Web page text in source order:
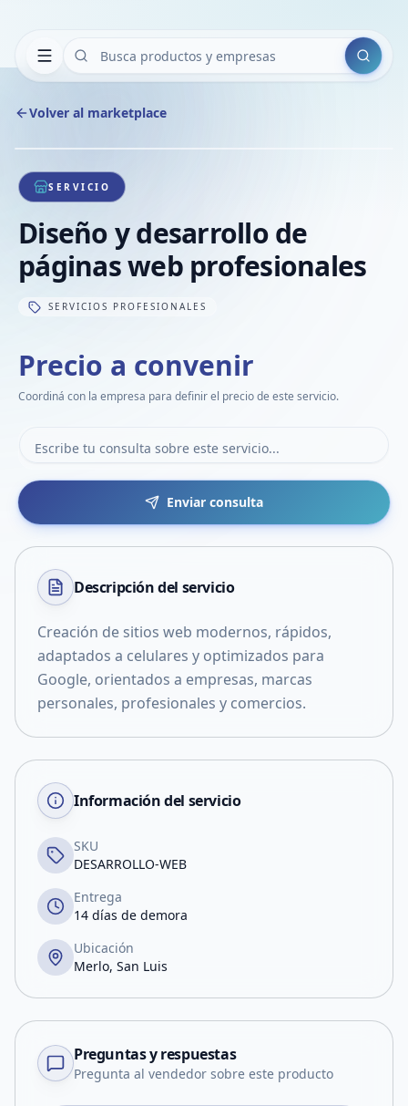
Buscar
Volver al marketplace
1/1
SERVICIO
Diseño y desarrollo de
páginas web profesionales
SERVICIOS PROFESIONALES
Precio a convenir
Coordiná con la empresa para definir el precio de este servicio.
Enviar consulta
Descripción del servicio
Creación de sitios web modernos, rápidos,
adaptados a celulares y optimizados para
Google, orientados a empresas, marcas
personales, profesionales y comercios.
Información del servicio
SKU
DESARROLLO-WEB
Entrega
14 días de demora
Ubicación
Merlo, San Luis
Preguntas y respuestas
Pregunta al vendedor sobre este producto